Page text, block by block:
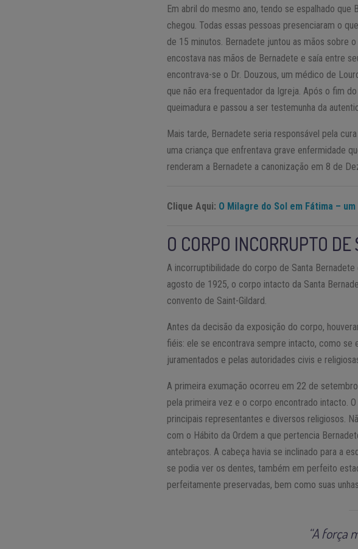
Em abril do mesmo ano, tendo se espalhado que
chegou. Todas essas pessoas presenciaram o
de 15 minutos. Bernadete juntou as mãos sobre
encostava nas mãos de Bernadete e saía entre
encontrava-se o Dr. Douzous, um médico de
que não era frequentador da Igreja. Após o fim
queimadura e passou a ser testemunha da
Mais tarde, Bernadete seria responsável pela
uma criança que enfrentava grave enfermidade
renderam a Bernadete a canonização em 8 de
Clique Aqui: O Milagre do Sol em Fátima –
O CORPO INCORRUPTO
A incorruptibilidade do corpo de Santa
agosto de 1925, o corpo intacto da Santa
convento de Saint-Gildard.
Antes da decisão da exposição do corpo,
fiéis: ele se encontrava sempre intacto, como
juramentados e pelas autoridades civis e
A primeira exumação ocorreu em 22 de
pela primeira vez e o corpo encontrado intacto.
principais representantes e diversos religiosos.
com o Hábito da Ordem a que pertencia
antebraços. A cabeça havia se inclinado para a
se podia ver os dentes, também em perfeito
perfeitamente preservadas, bem como suas
“A força